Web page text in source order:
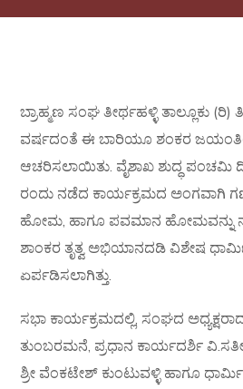
ಬ್ರಾಹ್ಮಣ ಸಂಘ ತೀರ್ಥಹಳ್ಳಿ ತಾಲ್ಲೂಕು
ವರ್ಷದಂತೆ ಈ ಬಾರಿಯೂ ಶಂಕರ
ಆಚರಿಸಲಾಯಿತು. ವೈಶಾಖ ಶುದ್ಧ ಪಂಚಮಿ
ರಂದು ನಡೆದ ಕಾರ್ಯಕ್ರಮದ ಅಂಗವಾಗಿ
ಹೋಮ, ಹಾಗೂ ಪವಮಾನ ಹೋಮವನ್ನು
ಶಾಂಕರ ತೃತ್ವ ಅಭಿಯಾನದಡಿ ವಿಶೇಷ
ಏರ್ಪಡಿಸಲಾಗಿತ್ತು.
ಸಭಾ ಕಾರ್ಯಕ್ರಮದಲ್ಲಿ, ಸಂಘದ
ತುಂಬರಮನೆ, ಪ್ರಧಾನ ಕಾರ್ಯದರ್ಶಿ
ಶ್ರೀ ವೆಂಕಟೇಶ್ ಕುಂಟುವಳ್ಳಿ ಹಾಗೂ